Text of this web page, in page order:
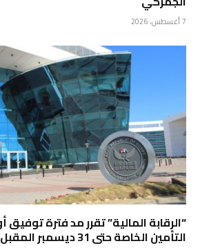
7 أغسطس، 2026
“الرقابة المالية” تقرر مد فترة
التأمين الخاصة حتى 31 ديسمبر المقبل